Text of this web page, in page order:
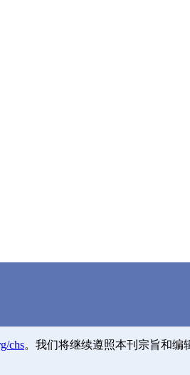
chs。我们将继续遵照本刊宗旨和编